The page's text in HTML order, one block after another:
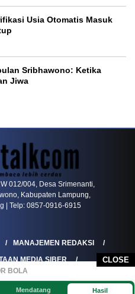
CLOSE
BOLA
Mendatang Hasil
Usia Otomatis Masuk
Sribhawono: Ketika
Jiwa
012/004, Desa Srimenanti,
Kabupaten Lampung,
| Telp: 0857-0916-6915
MANAJEMEN REDAKSI
MEDIA SIBER
RAMAH ANAK